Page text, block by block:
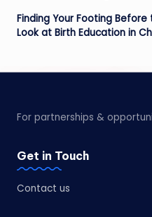
Finding Your Footing
Look at Birth Education in
For partnerships &
Get in Touch
Contact us